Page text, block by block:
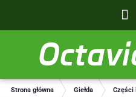
Strona główna Giełda Części